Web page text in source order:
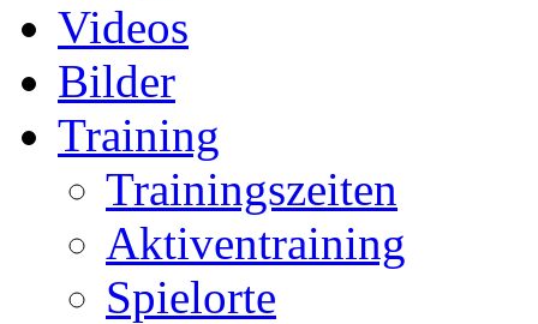
Videos
Bilder
Training
Trainingszeiten
Aktiventraining
Spielorte